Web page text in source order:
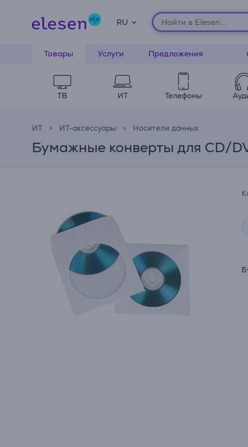
RU
Товары Услуги Предложения
ТВ ИТ Телефоны
ИТ ИТ-аксессуары Носители данных
Бумажные конверты для CD/